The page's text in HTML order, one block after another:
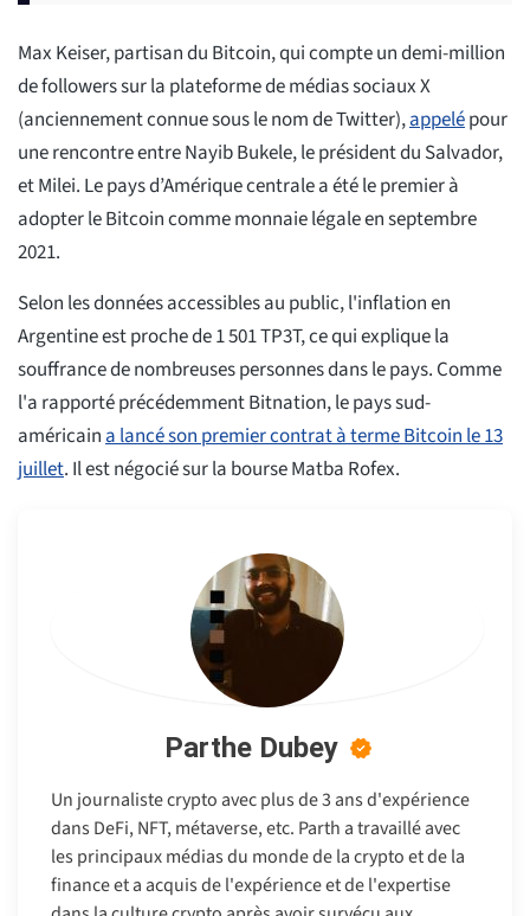
Max Keiser, partisan du Bitcoin, qui compte un demi-million
de followers sur la plateforme de médias sociaux X
(anciennement connue sous le nom de Twitter),appelépour
une rencontre entre Nayib Bukele, le président du Salvador,
et Milei. Le pays d’Amérique centrale a été le premier à
adopter le Bitcoin comme monnaie légale en septembre
2021.
Selon les données accessibles au public, l'inflation en
Argentine est proche de 1 501 TP3T, ce qui explique la
souffrance de nombreuses personnes dans le pays. Comme
l'a rapporté précédemment Bitnation, le pays sud-
américaina lancé son premier contrat à terme Bitcoin le 13
juillet. Il est négocié sur la bourse Matba Rofex.
Parthe Dubey
Un journaliste crypto avec plus de 3 ans d'expérience
dans DeFi, NFT, métaverse, etc. Parth a travaillé avec
les principaux médias du monde de la crypto et de la
finance et a acquis de l'expérience et de l'expertise